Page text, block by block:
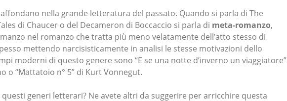
nella grande letteratura del passato. Quando si parla di The
di Chaucer o del Decameron di Boccaccio si parla di meta-romanzo,
nel romanzo che tratta più meno velatamente dell’atto stesso di
mettendo narcisisticamente in analisi le stesse motivazioni dello
moderni di questo genere sono “E se una notte d’inverno un viaggiatore”
o “Mattatoio n° 5” di Kurt Vonnegut.
questi generi letterari? Ne avete altri da suggerire per arricchire questa